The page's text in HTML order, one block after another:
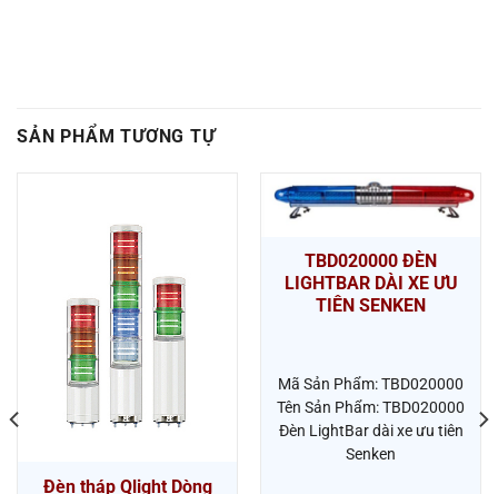
SẢN PHẨM TƯƠNG TỰ
Đèn tháp Qlight Dòng
TBD020000 ĐÈN
LIGHTBAR DÀI XE ƯU
TIÊN SENKEN
Mã Sản Phẩm: TBD020000
Tên Sản Phẩm: TBD020000
Đèn LightBar dài xe ưu tiên
Senken